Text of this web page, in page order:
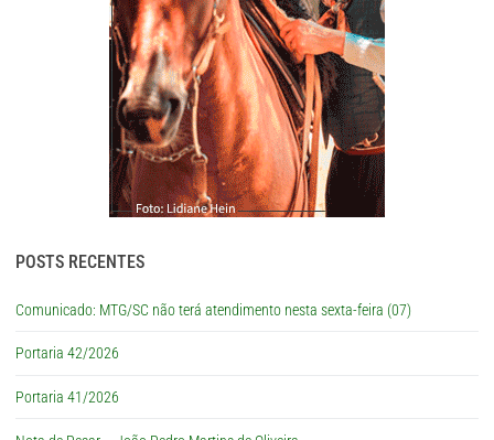
POSTS RECENTES
Comunicado: MTG/SC não terá atendimento nesta sexta-feira (07)
Portaria 42/2026
Portaria 41/2026